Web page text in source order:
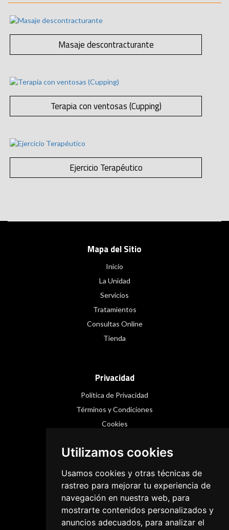
Utilizamos cookies
Usamos cookies y otras técnicas de
rastreo para mejorar tu experiencia de
navegación en nuestra web, para
mostrarte contenidos personalizados y
anuncios adecuados, para analizar el
Masaje descontracturante
Terapia con ventosas (Cupping)
Ejercicio Terapéutico
Mapa del Sitio
Inicio
La Unidad
Servicios
Tratamientos
Consultas Online
Tienda
Privacidad
Política de Privacidad
Términos y Condiciones
Cookies
Instagram
Facebook
Threads